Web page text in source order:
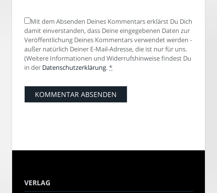
Mit dem Absenden Deines Kommentars erklärst Du Dich
damit einverstanden, dass Deine eingegebenen Daten zur
Veröffentlichung Deines Kommentars verwendet werden -
außer natürlich Deiner E-Mail-Adresse, die ist nur für uns.
(Weitere Informationen und Widerrufshinweise findest Du
in der Datenschutzerklärung.*
VERLAG